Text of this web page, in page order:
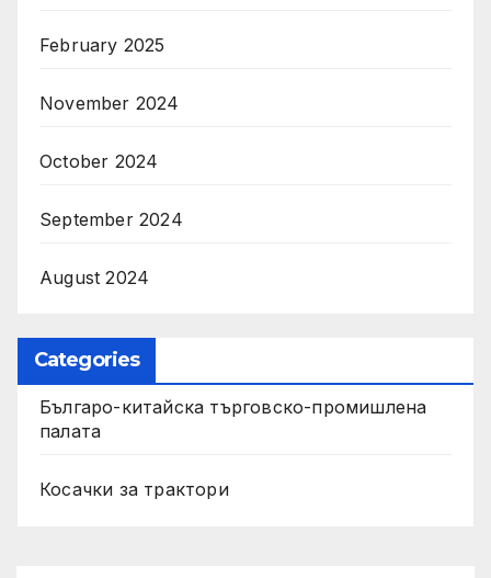
February 2025
November 2024
October 2024
September 2024
August 2024
Categories
Българо-китайска търговско-промишлена
палата
Косачки за трактори